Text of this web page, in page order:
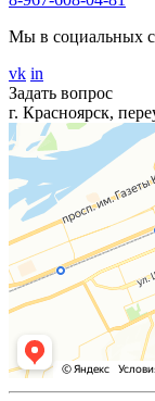
Мы в социальных
vk in
Задать вопрос
г. Красноярск,